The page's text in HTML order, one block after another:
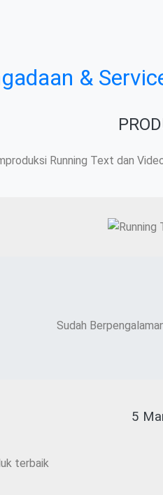
&
Running Text dan
Sudah
5
terbaik